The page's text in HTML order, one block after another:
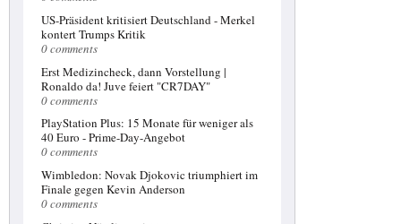
gemacht.
Kroatien siegt im Elfmeterschießen gegen Russland
Deshalb wird seit dem ersten WM-Tag von der
Wiederholung des Coups von 1998 geredet. "Das
war ein großer Erfolg für Kroatien ". Russland hat im
Achtelfinale unerwartet den Favoriten Spanien aus
dem Turnier geschossen.
Investoren von Zahlen enttäuscht: Netflix-Aktie
stürzt um 14 Prozent ab
Die Quittung der Anleger folgte unmittelbar: Im
nachbörslichen US-Handel stürzten die Aktien
US-Präsident kritisiert Deutschland - Merkel
kontert Trumps Kritik
0 comments
Erst Medizincheck, dann Vorstellung |
Ronaldo da! Juve feiert "CR7DAY"
0 comments
PlayStation Plus: 15 Monate für weniger als
40 Euro - Prime-Day-Angebot
0 comments
Wimbledon: Novak Djokovic triumphiert im
Finale gegen Kevin Anderson
0 comments